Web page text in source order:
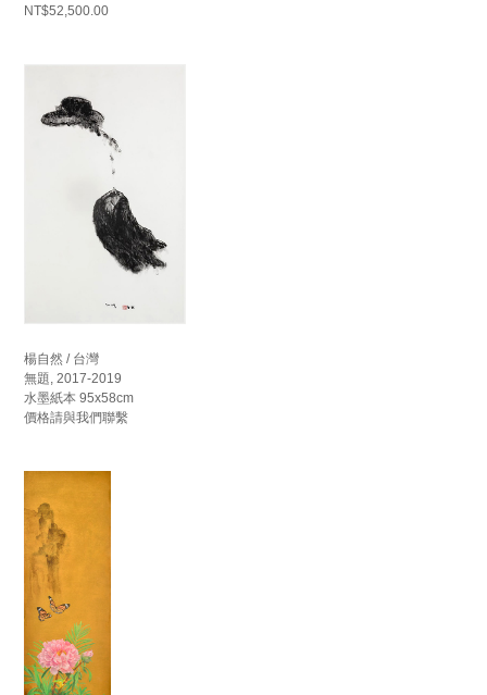
NT$52,500.00
楊自然 / 台灣
無題, 2017-2019
水墨紙本 95x58cm
價格請與我們聯繫